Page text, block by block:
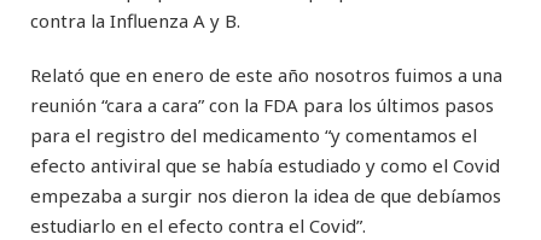
contra la Influenza A y B.
Relató que en enero de este año nosotros fuimos a una
reunión “cara a cara” con la FDA para los últimos pasos
para el registro del medicamento “y comentamos el
efecto antiviral que se había estudiado y como el Covid
empezaba a surgir nos dieron la idea de que debíamos
estudiarlo en el efecto contra el Covid”.